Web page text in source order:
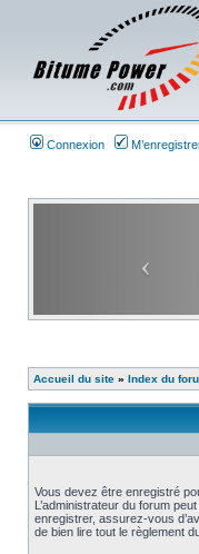
Connexion
Accueil du site » Index du
Vous devez être enregistré
L’administrateur du forum
enregistrer, assurez-vous
de bien lire tout le règlement